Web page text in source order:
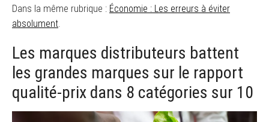
Dans la même rubrique : Économie : Les erreurs à éviter
absolument
Les marques distributeurs battent
les grandes marques sur le rapport
qualité-prix dans 8 catégories sur 10